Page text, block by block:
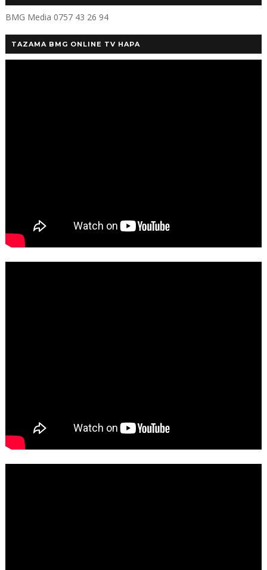
BMG Media 0757 43 26 94
TAZAMA BMG ONLINE TV HAPA